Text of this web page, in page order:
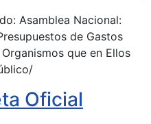
Asamblea Nacional:
de Gastos
que en Ellos
Oficial